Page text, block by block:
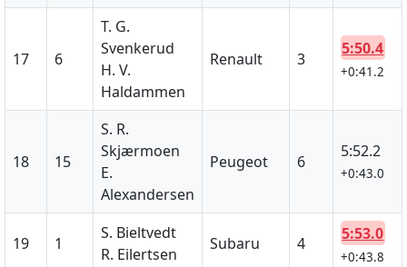
17 6
T. G.
Svenkerud
H. V.
Haldammen
Renault 3
5:50.4
+0:41.2
18 15
S. R.
Skjærmoen
E.
Alexandersen
Peugeot 6
5:52.2
+0:43.0
19 1
S. Bieltvedt
R. Eilertsen
Subaru 4
5:53.0
+0:43.8